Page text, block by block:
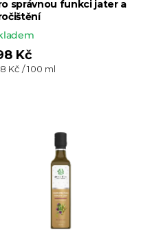
správnou funkci jater a
Kč
Kč / 100 ml